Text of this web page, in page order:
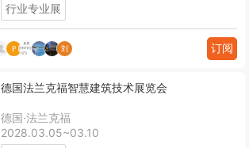
行业专业展
订阅
德国法兰克福智慧建筑技术展览会
德国·法兰克福
2028.03.05~03.10